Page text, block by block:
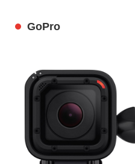
GoPro